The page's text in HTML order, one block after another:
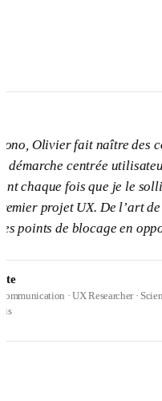
fait naître des coups de
centrée utilisateurs. Il a
fois que je le sollicitais
UX. De l’art de
blocage en opportunités.
· UX Researcher · Sciences Po Paris